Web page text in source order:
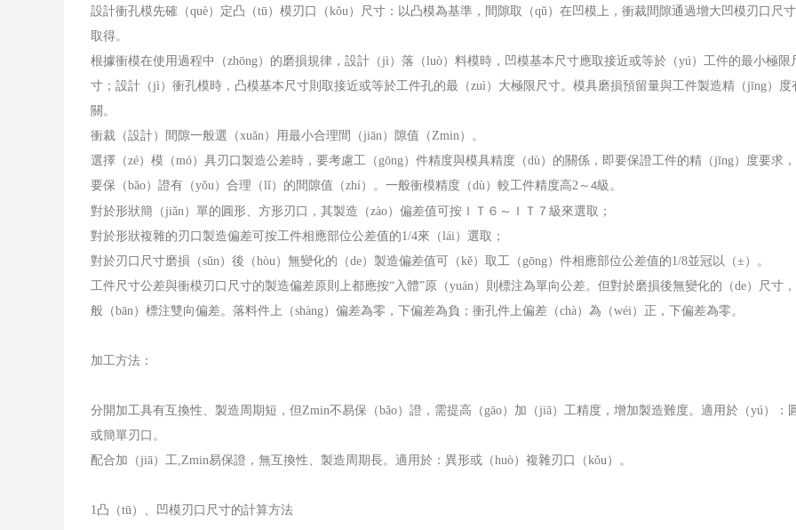
設計衝孔模先確（què）定凸（tū）模刃口（kǒu）尺寸：以凸模為基準，間隙取（qǔ）在凹模上，衝裁間隙通過增大凹模刃口尺
取得。
根據衝模在使用過程中（zhōng）的磨損規律，設計（jì）落（luò）料模時，凹模基本尺寸應取接近或等於（yú）工件的最小極限
寸；設計（jì）衝孔模時，凸模基本尺寸則取接近或等於工件孔的最（zuì）大極限尺寸。模具磨損預留量與工件製造精（jīng）度
關。
衝裁（設計）間隙一般選（xuǎn）用最小合理間（jiān）隙值（Zmin）。
選擇（zé）模（mó）具刃口製造公差時，要考慮工（gōng）件精度與模具精度（dù）的關係，即要保證工件的精（jīng）度要求
要保（bǎo）證有（yǒu）合理（lǐ）的間隙值（zhí）。一般衝模精度（dù）較工件精度高2 ～ 4級。
對於形狀簡（jiǎn）單的圓形、方形刃口，其製造（zào）偏差值可按ＩＴ６～ＩＴ７級來選取；
對於形狀複雜的刃口製造偏差可按工件相應部位公差值的1/4來（lái）選取；
對於刃口尺寸磨損（sǔn）後（hòu）無變化的（de）製造偏差值可（kě）取工（gōng）件相應部位公差值的1/8並冠以（±）。
工件尺寸公差與衝模刃口尺寸的製造偏差原則上都應按“入體”原（yuán）則標注為單向公差。但對於磨損後無變化的（de）尺寸
般（bān）標注雙向偏差。落料件上（shàng）偏差為零，下偏差為負；衝孔件上偏差（chà）為（wéi）正，下偏差為零。
加工方法：
分開加工具有互換性、製造周期短，但Zmin不易保（bǎo）證，需提高（gāo）加（jiā）工精度，增加製造難度。適用於（yú）：
或簡單刃口。
配合加（jiā）工,Zmin易保證，無互換性、製造周期長。適用於：異形或（huò）複雜刃口（kǒu）。
1凸（tū）、凹模刃口尺寸的計算方法